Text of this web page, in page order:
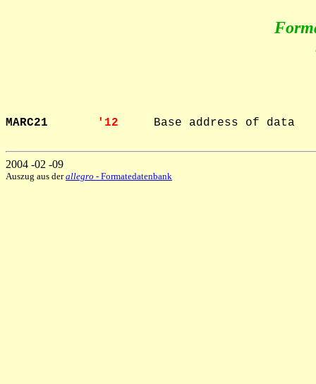
MARC21 '12 Base address of data
2004 -02 -09
Auszug aus derallegro - Formatedatenbank